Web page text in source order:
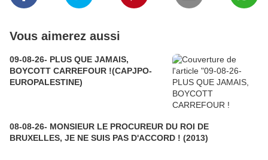
Vous aimerez aussi
09-08-26- PLUS QUE JAMAIS,
BOYCOTT CARREFOUR !(CAPJPO-
EUROPALESTINE)
08-08-26- MONSIEUR LE PROCUREUR DU ROI DE
BRUXELLES, JE NE SUIS PAS D'ACCORD ! (2013)